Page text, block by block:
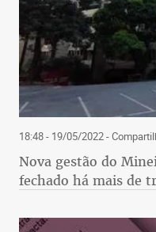
18:48 - 19/05/2022-
Nova gestão do
fechado há mais de